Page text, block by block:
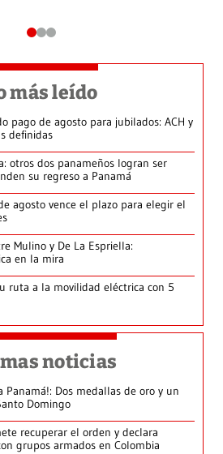
más leído
pago de agosto para jubilados: ACH y
definidas
otros dos panameños logran ser
su regreso a Panamá
agosto vence el plazo para elegir el
Mulino y De La Espriella:
en la mira
ruta a la movilidad eléctrica con 5
noticias
Panamá!: Dos medallas de oro y un
Domingo
recuperar el orden y declara
grupos armados en Colombia